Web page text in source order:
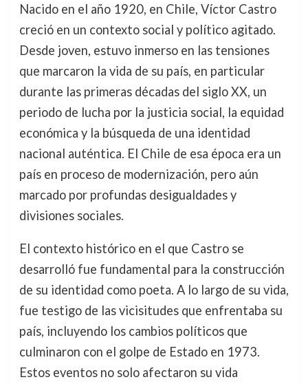
Nacido en el año 1920, en Chile, Víctor Castro
creció en un contexto social y político agitado.
Desde joven, estuvo inmerso en las tensiones
que marcaron la vida de su país, en particular
durante las primeras décadas del siglo XX, un
periodo de lucha por la justicia social, la equidad
económica y la búsqueda de una identidad
nacional auténtica. El Chile de esa época era un
país en proceso de modernización, pero aún
marcado por profundas desigualdades y
divisiones sociales.
El contexto histórico en el que Castro se
desarrolló fue fundamental para la construcción
de su identidad como poeta. A lo largo de su vida,
fue testigo de las vicisitudes que enfrentaba su
país, incluyendo los cambios políticos que
culminaron con el golpe de Estado en 1973.
Estos eventos no solo afectaron su vida